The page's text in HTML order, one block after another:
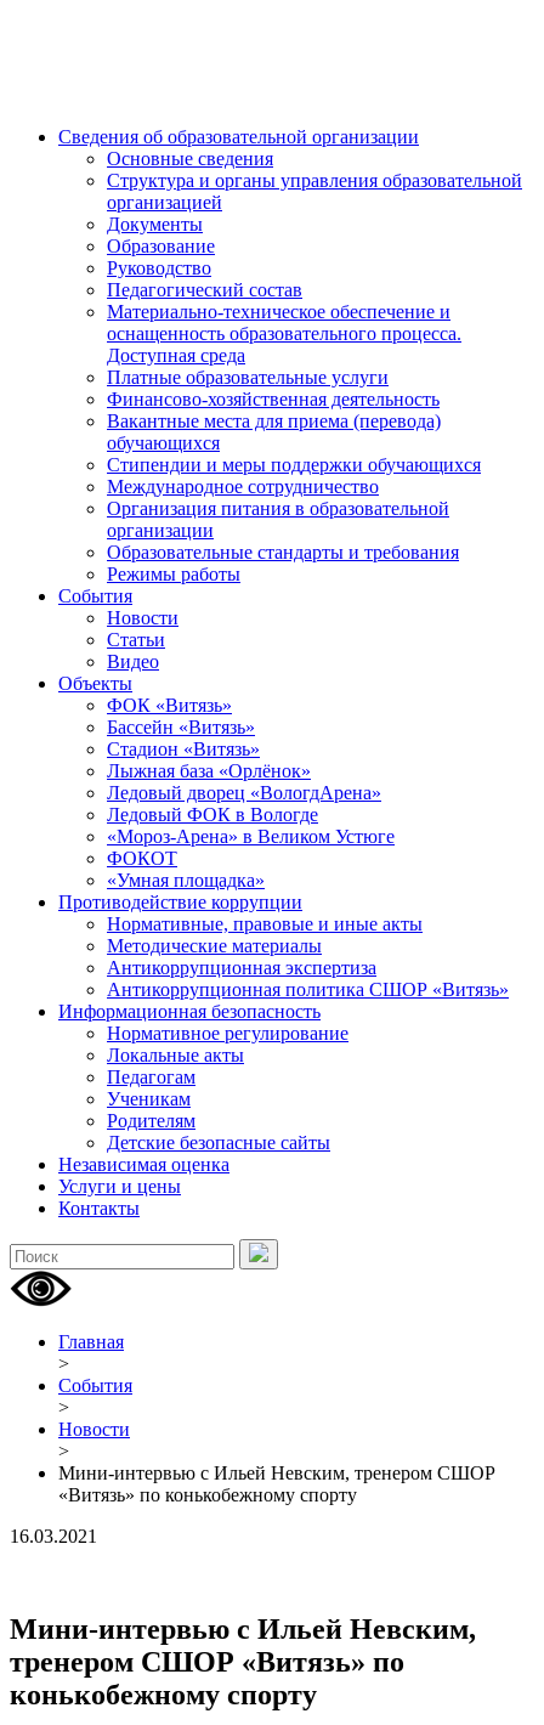
Сведения об образовательной организации
Основные сведения
Структура и органы управления образовательной
организацией
Документы
Образование
Руководство
Педагогический состав
Материально-техническое обеспечение и
оснащенность образовательного процесса.
Доступная среда
Платные образовательные услуги
Финансово-хозяйственная деятельность
Вакантные места для приема (перевода)
обучающихся
Стипендии и меры поддержки обучающихся
Международное сотрудничество
Организация питания в образовательной
организации
Образовательные стандарты и требования
Режимы работы
События
Новости
Статьи
Видео
Объекты
ФОК «Витязь»
Бассейн «Витязь»
Стадион «Витязь»
Лыжная база «Орлёнок»
Ледовый дворец «ВологдАрена»
Ледовый ФОК в Вологде
«Мороз-Арена» в Великом Устюге
ФОКОТ
«Умная площадка»
Противодействие коррупции
Нормативные, правовые и иные акты
Методические материалы
Антикоррупционная экспертиза
Антикоррупционная политика СШОР «Витязь»
Информационная безопасность
Нормативное регулирование
Локальные акты
Педагогам
Ученикам
Родителям
Детские безопасные сайты
Независимая оценка
Услуги и цены
Контакты
Главная
>
События
>
Новости
>
Мини-интервью с Ильей Невским, тренером СШОР
«Витязь» по конькобежному спорту
16.03.2021
Мини-интервью с Ильей Невским,
тренером СШОР «Витязь» по
конькобежному спорту